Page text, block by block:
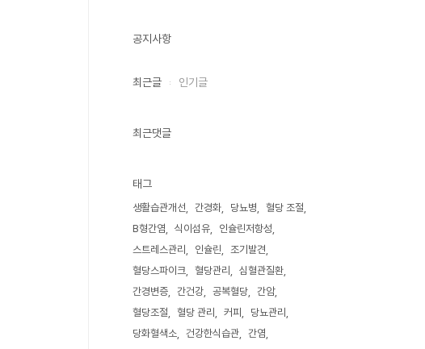
공지사항
최근글 인기글
최근댓글
태그
생활습관개선 간경화 당뇨병
혈당 조절
B형간염
식이섬유
인슐린저항성
스트레스관리
인슐린
조기발견
혈당스파이크
혈당관리
심혈관질환
간경변증
간건강 공복혈당
간암
혈당조절
혈당 관리 커피
당뇨관리
당화혈색소
건강한식습관
간염